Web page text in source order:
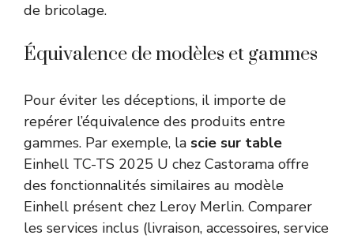
de bricolage.
Équivalence de modèles et gammes
Pour éviter les déceptions, il importe de
repérer l’équivalence des produits entre
gammes. Par exemple, la scie sur table
Einhell TC-TS 2025 U chez Castorama offre
des fonctionnalités similaires au modèle
Einhell présent chez Leroy Merlin. Comparer
les services inclus (livraison, accessoires, service